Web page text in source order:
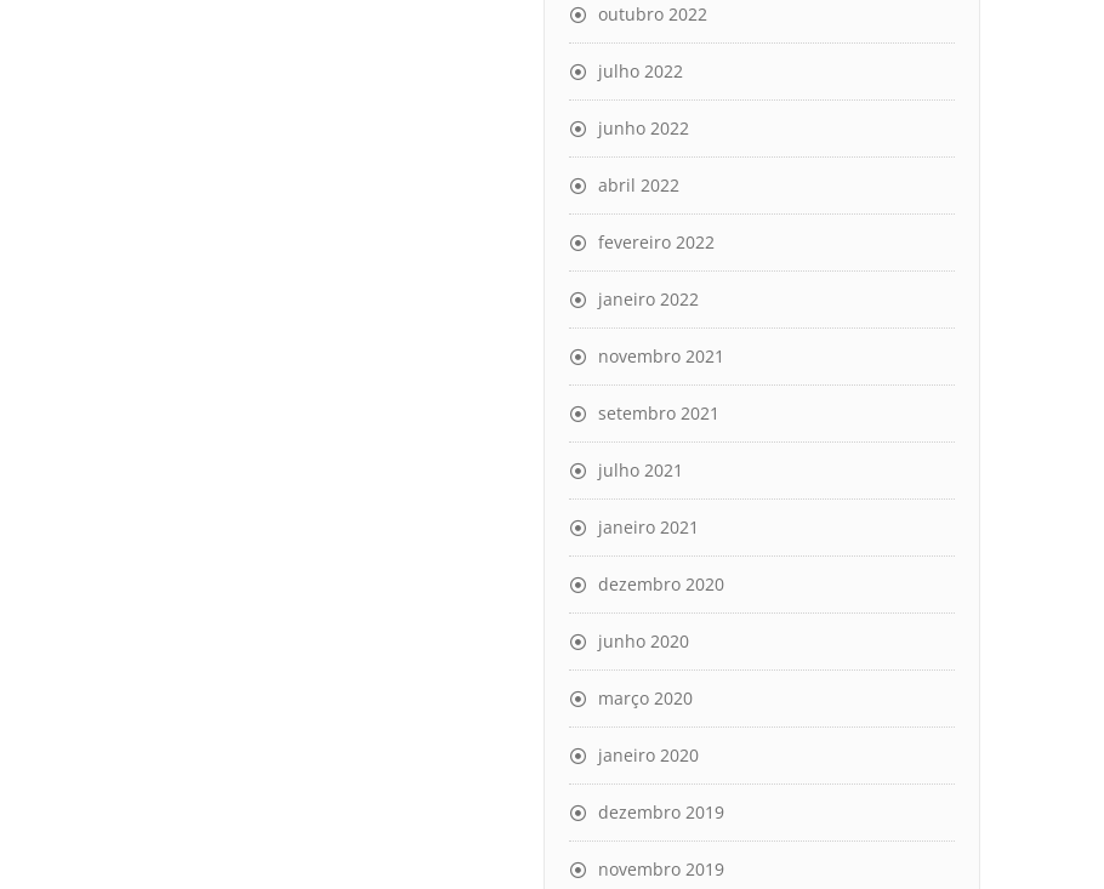
outubro 2022
julho 2022
junho 2022
abril 2022
fevereiro 2022
janeiro 2022
novembro 2021
setembro 2021
julho 2021
janeiro 2021
dezembro 2020
junho 2020
março 2020
janeiro 2020
dezembro 2019
novembro 2019